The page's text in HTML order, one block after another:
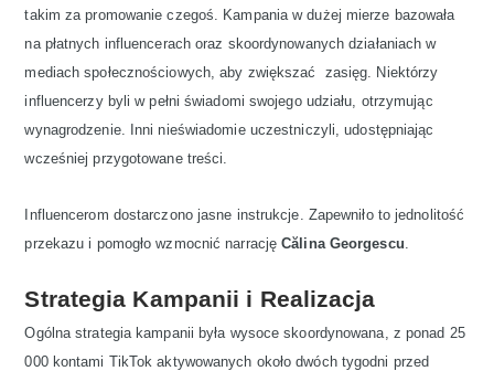
takim za promowanie czegoś. Kampania w dużej mierze bazowała
na płatnych influencerach oraz skoordynowanych działaniach w
mediach społecznościowych, aby zwiększać zasięg. Niektórzy
influencerzy byli w pełni świadomi swojego udziału, otrzymując
wynagrodzenie. Inni nieświadomie uczestniczyli, udostępniając
wcześniej przygotowane treści.
Influencerom dostarczono jasne instrukcje. Zapewniło to jednolitość
przekazu i pomogło wzmocnić narracjęCălina Georgescu
Strategia Kampanii i Realizacja
Ogólna strategia kampanii była wysoce skoordynowana, z ponad 25
000 kontami TikTok aktywowanych około dwóch tygodni przed